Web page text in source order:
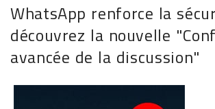
WhatsApp renforce la
découvrez la nouvelle
avancée de la discussion"